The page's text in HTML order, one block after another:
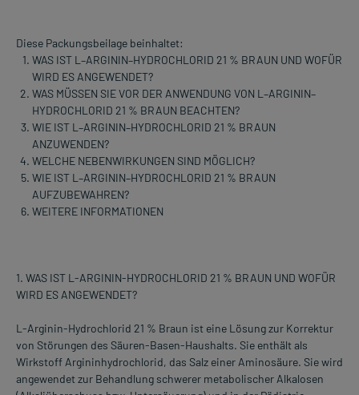
Diese Packungsbeilage beinhaltet:
WAS IST L–ARGININ–HYDROCHLORID 21 % BRAUN UND WOFÜR
WIRD ES ANGEWENDET?
WAS MÜSSEN SIE VOR DER ANWENDUNG VON L–ARGININ–
HYDROCHLORID 21 % BRAUN BEACHTEN?
WIE IST L–ARGININ–HYDROCHLORID 21 % BRAUN
ANZUWENDEN?
WELCHE NEBENWIRKUNGEN SIND MÖGLICH?
WIE IST L–ARGININ–HYDROCHLORID 21 % BRAUN
AUFZUBEWAHREN?
WEITERE INFORMATIONEN
1. WAS IST L-ARGININ-HYDROCHLORID 21 % BRAUN UND WOFÜR
WIRD ES ANGEWENDET?
L-Arginin-Hydrochlorid 21 % Braun ist eine Lösung zur Korrektur
von Störungen des Säuren-Basen-Haushalts. Sie enthält als
Wirkstoff Argininhydrochlorid, das Salz einer Aminosäure. Sie wird
angewendet zur Behandlung schwerer metabolischer Alkalosen